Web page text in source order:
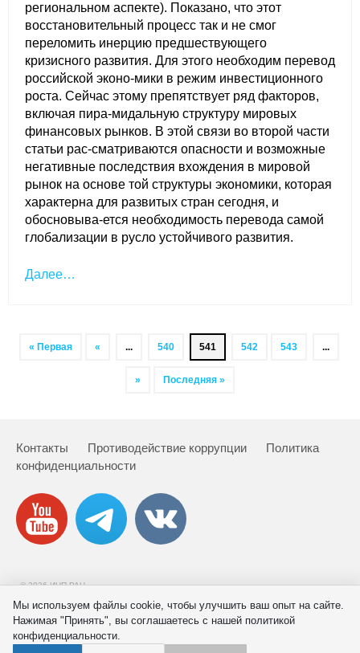
региональном аспекте). Показано, что этот
восстановительный процесс так и не смог
переломить инерцию предшествующего
кризисного развития. Для этого необходим перевод
российской эконо-мики в режим инвестиционного
роста. Сейчас этому препятствует ряд факторов,
включая пира-мидальную структуру мировых
финансовых рынков. В этой связи во второй части
статьи рас-сматриваются опасности и возможные
негативные последствия вхождения в мировой
рынок на основе той структуры экономики, которая
характерна для развитых стран сегодня, и
обосновыва-ется необходимость перевода самой
глобализации в русло устойчивого развития.
Далее…
« Первая « ... 540 541 542 543 ...
» Последняя »
Контакты Противодействие коррупции
Политика
конфиденциальности
© 2026 ИНП РАН
Мы используем файлы cookie, чтобы улучшить ваш опыт на сайте.
Нажимая "Принять", вы соглашаетесь с нашей политикой
конфиденциальности.